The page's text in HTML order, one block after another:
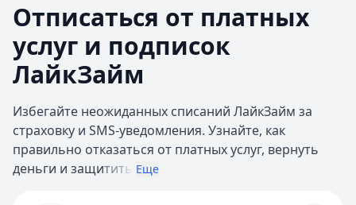
Отписаться от платных
услуг и подписок
ЛайкЗайм
Избегайте неожиданных списаний ЛайкЗайм за
страховку и SMS-уведомления. Узнайте, как
правильно отказаться от платных услуг, вернуть
деньги и защитить Еще